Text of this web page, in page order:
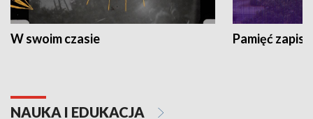
W swoim czasie Pamięć
NAUKA I EDUKACJA